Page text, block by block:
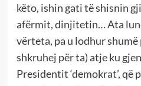
këto, ishin gati të shisnin
afërmit, dinjitetin… Ata
vërteta, pa u lodhur shumë
shkruhej për ta) atje ku
Presidentit ‘demokrat’, që